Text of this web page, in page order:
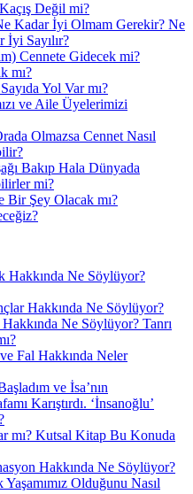
Değil mi?
Kadar İyi Olmam Gerekir? Ne
Sayılır?
Cennete Gidecek mi?
mı?
Yol Var mı?
ve Aile Üyelerimizi
Olmazsa Cennet Nasıl
Bakıp Hala Dünyada
mi?
Bir Şey Olacak mı?
Hakkında Ne Söylüyor?
Hakkında Ne Söylüyor?
Ne Söylüyor? Tanrı
Fal Hakkında Neler
ve İsa’nın
Karıştırdı. ‘İnsanoğlu’
mı? Kutsal Kitap Bu Konuda
Hakkında Ne Söylüyor?
Olduğunu Nasıl